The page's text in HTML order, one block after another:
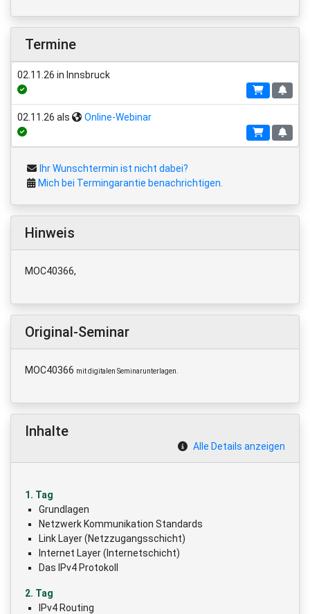
Termine
02.11.26 in Innsbruck
02.11.26 als Online-Webinar
Ihr Wunschtermin ist nicht dabei?
Mich bei Termingarantie benachrichtigen.
Hinweis
MOC40366,
Original-Seminar
MOC40366 mit digitalen Seminarunterlagen.
Inhalte
Alle Details anzeigen
1. Tag
Grundlagen
Netzwerk Kommunikation Standards
Link Layer (Netzzugangsschicht)
Internet Layer (Internetschicht)
Das IPv4 Protokoll
2. Tag
IPv4 Routing